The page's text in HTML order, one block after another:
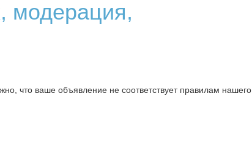
модерация,
что ваше объявление не соответствует правилам нашего